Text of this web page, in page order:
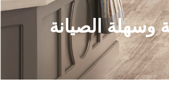
وسهلة الصيانة